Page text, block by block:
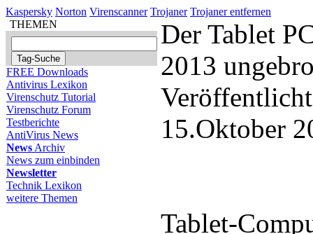
Kaspersky Norton Virenscanner Trojaner Trojaner entfernen
THEMEN
FREE Downloads
Antivirus Lexikon
Virenschutz Tutorial
Virenschutz Forum
Testberichte
AntiVirus News
News Archiv
News zum einbinden
Newsletter
Technik Lexikon
weitere Themen
Der Tablet
2013
15.Oktober
Tablet-